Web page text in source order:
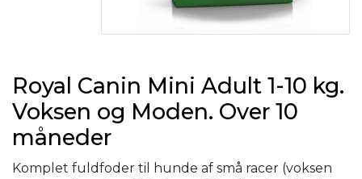
Royal Canin Mini Adult 1-10 kg.
Voksen og Moden. Over 10
måneder
Komplet fuldfoder til hunde af små racer (voksen